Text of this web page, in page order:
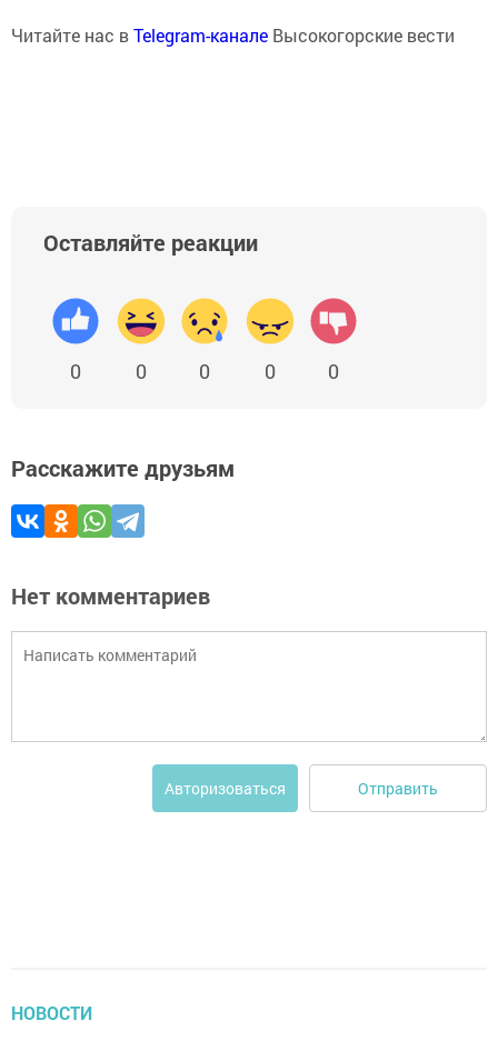
Читайте нас вTelegram-канале Высокогорские вести
Оставляйте реакции
0 0 0 0 0
Расскажите друзьям
Нет комментариев
Авторизоваться Отправить
НОВОСТИ